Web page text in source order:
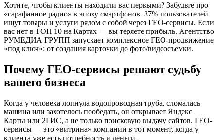
Хотите, чтобы клиенты находили вас первыми? Забудьте про
«сарафанное радио» в эпоху смартфонов. 87% пользователей
ищут товары и услуги рядом с собой через ГЕО-сервисы. Если
вас нет в ТОП 10 на Картах — вы теряете прибыль. Агентство
РУМЕДИА ГРУПП запускает комплексное ГЕО-продвижение
«под ключ»: от создания карточки до фото/видеосъемки.
Почему ГЕО-сервисы решают судьбу
вашего бизнеса
Когда у человека лопнула водопроводная труба, сломалась
машина или захотелось пообедать, он открывает Яндекс
Карты или 2ГИС, а не только поисковую выдачу сайтов. ГЕО-
сервисы — это «витрина» компании в тот момент, когда у
клиента уже есть потребность и деньги.